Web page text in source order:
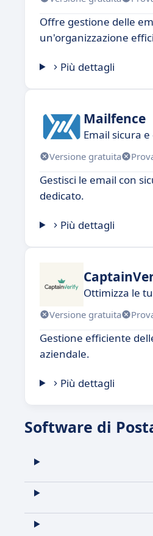
Offre gestione delle
un'organizzazione
Più dettagli
Mailfence
Email sicura
Versione gratuita
Gestisci le email con
dedicato.
Più dettagli
Ottimizza le
Versione gratuita
Gestione efficiente
aziendale.
Più dettagli
Software di